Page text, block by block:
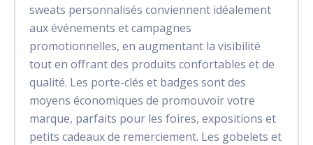
sweats personnalisés conviennent idéalement
aux événements et campagnes
promotionnelles, en augmentant la visibilité
tout en offrant des produits confortables et de
qualité. Les porte-clés et badges sont des
moyens économiques de promouvoir votre
marque, parfaits pour les foires, expositions et
petits cadeaux de remerciement. Les gobelets et